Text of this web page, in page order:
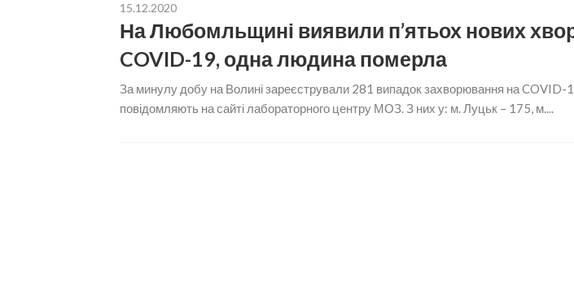
15.12.2020
На Любомльщині виявили п’ятьох нових
COVID-19, одна людина померла
За минулу добу на Волині зареєстрували 281 випадок захворювання на COVID-
повідомляють на сайті лабораторного центру МОЗ. З них у: м. Луцьк – 175, м....